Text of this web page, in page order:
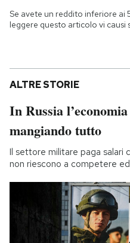
Se avete un reddito inferiore ai
leggere questo articolo vi causi
ALTRE STORIE
In Russia
mangiando tutto
Il settore militare paga salari
non riescono a competere